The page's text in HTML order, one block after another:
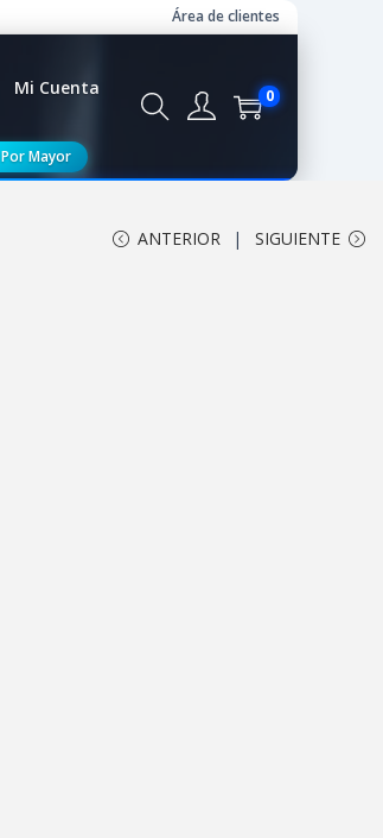
Área de clientes
Mi Cuenta
Por Mayor
0
ANTERIOR SIGUIENTE